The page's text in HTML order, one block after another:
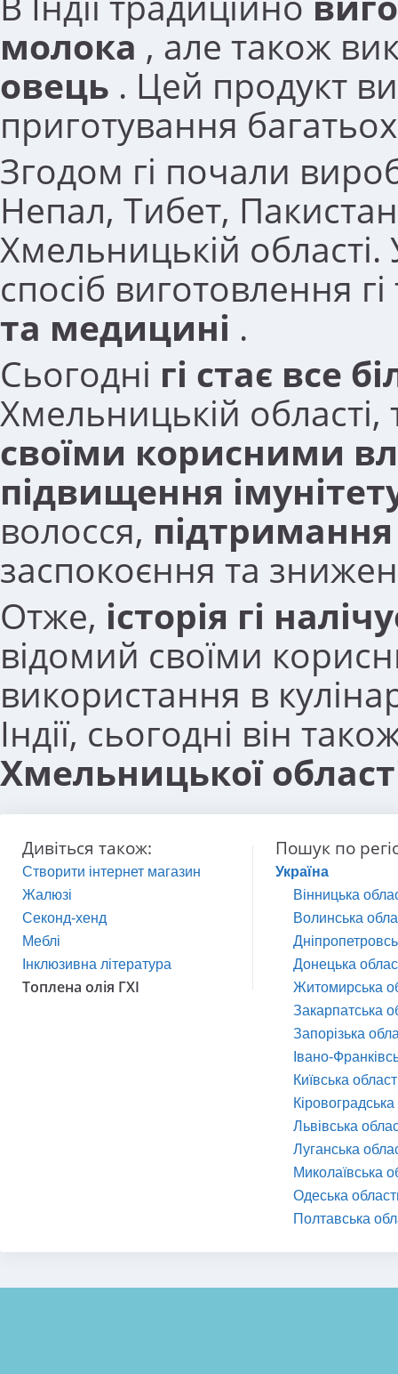
молока , але також
овець . Цей продукт
приготування
Згодом гі почали
Непал, Тибет,
Хмельницькій області.
спосіб виготовлення
та медицині .
Сьогодні гі стає все
Хмельницькій області,
своїми корисними
підвищення
волосся,
заспокоєння та
Отже, історія гі
відомий своїми
використання в
Індії, сьогодні він
Хмельницької
Дивіться також:
Створити інтернет магазин
Жалюзі
Секонд-хенд
Меблі
Інклюзивна література
Топлена олія ГХІ
Пошук по
Україна
Вінницька
Волинська
Донецька
Житомирська
Закарпатська
Запорізька
Івано-
Київська
Львівська
Луганська
Миколаївська
Одеська
Полтавська